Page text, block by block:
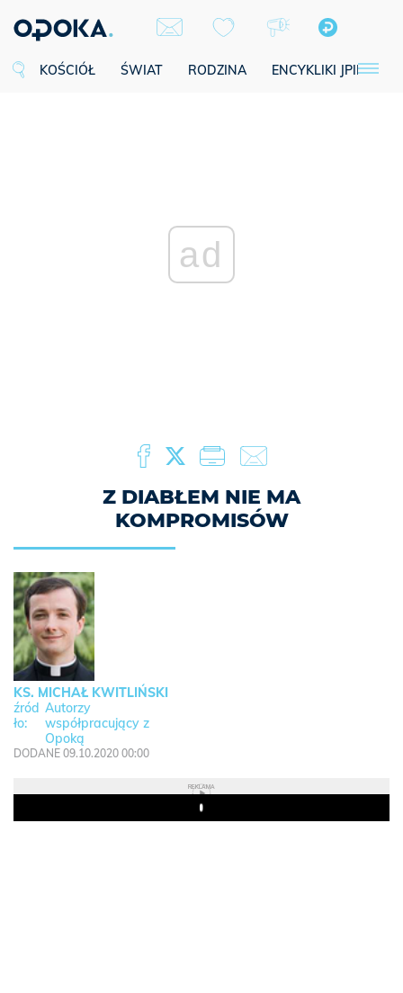
KOŚCIÓŁ ŚWIAT RODZINA ENCYKLIKI JPII
ad
Z DIABŁEM NIE MA
KOMPROMISÓW
KS. MICHAŁ KWITLIŃSKI
Autorzy
współpracujący z
Opoką
DODANE 09.10.2020 00:00
REKLAMA
Play